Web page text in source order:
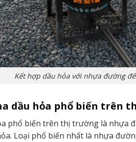
Kết hợp dầu hỏa với nhựa đường
dầu hỏa phổ biến trên
phổ biến trên thị trường là nhựa
Loại phổ biến nhất là nhựa